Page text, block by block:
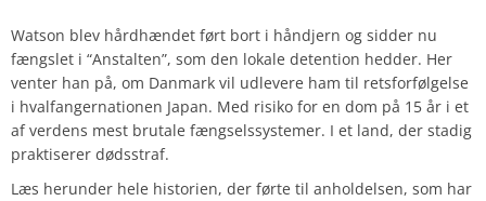
Watson blev hårdhændet ført bort i håndjern og sidder nu
fængslet i “Anstalten”, som den lokale detention hedder. Her
venter han på, om Danmark vil udlevere ham til retsforfølgelse
i hvalfangernationen Japan. Med risiko for en dom på 15 år i et
af verdens mest brutale fængselssystemer. I et land, der stadig
praktiserer dødsstraf.
Læs herunder hele historien, der førte til anholdelsen, som har